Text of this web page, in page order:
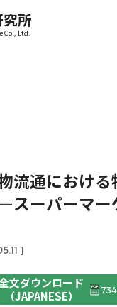
所
Ltd.
流通における
スーパーマー
]
文ダウンロード
（JAPANESE）